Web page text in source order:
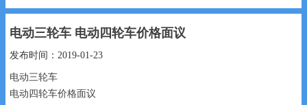
电动三轮车 电动四轮车价格面议
发布时间：2019-01-23
电动三轮车
电动四轮车价格面议